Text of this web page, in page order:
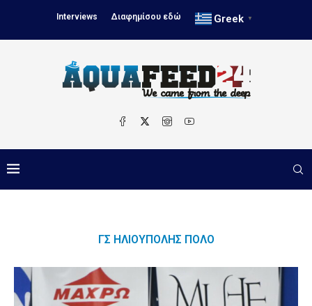
Interviews Διαφημίσου εδώ Greek ▼
ΓΣ ΗΛΙΟΎΠΟΛΗΣ ΠΌΛΟ